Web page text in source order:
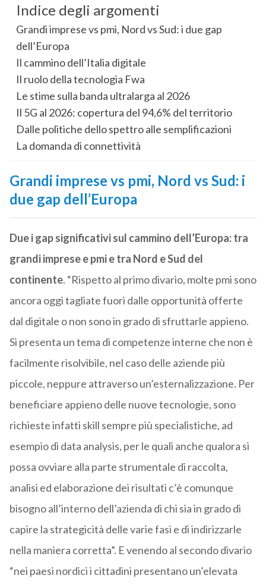
Indice degli argomenti
Grandi imprese vs pmi, Nord vs Sud: i due gap
dell’Europa
Il cammino dell’Italia digitale
Il ruolo della tecnologia Fwa
Le stime sulla banda ultralarga al 2026
Il 5G al 2026: copertura del 94,6% del territorio
Dalle politiche dello spettro alle semplificazioni
La domanda di connettività
Grandi imprese vs pmi, Nord vs Sud: i
due gap dell’Europa
Due i gap significativi sul cammino dell’Europa: tra
grandi imprese e pmi e tra Nord e Sud del
continente. “Rispetto al primo divario, molte pmi sono
ancora oggi tagliate fuori dalle opportunità offerte
dal digitale o non sono in grado di sfruttarle appieno.
Si presenta un tema di competenze interne che non è
facilmente risolvibile, nel caso delle aziende più
piccole, neppure attraverso un’esternalizzazione. Per
beneficiare appieno delle nuove tecnologie, sono
richieste infatti skill sempre più specialistiche, ad
esempio di data analysis, per le quali anche qualora si
possa ovviare alla parte strumentale di raccolta,
analisi ed elaborazione dei risultati c’è comunque
bisogno all’interno dell’azienda di chi sia in grado di
capire la strategicità delle varie fasi e di indirizzarle
nella maniera corretta”. E venendo al secondo divario
“nei paesi nordici i cittadini presentano un’elevata